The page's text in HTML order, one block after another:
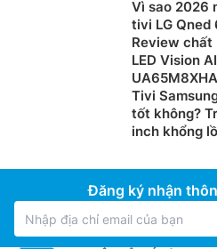
Vì sao 2026
tivi LG Qned
Review chất
LED Vision
Tivi
tốt không?
inch khổng lồ
Đăng ký nhận